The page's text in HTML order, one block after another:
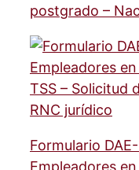
postgrado –
Formulario
Empleadores